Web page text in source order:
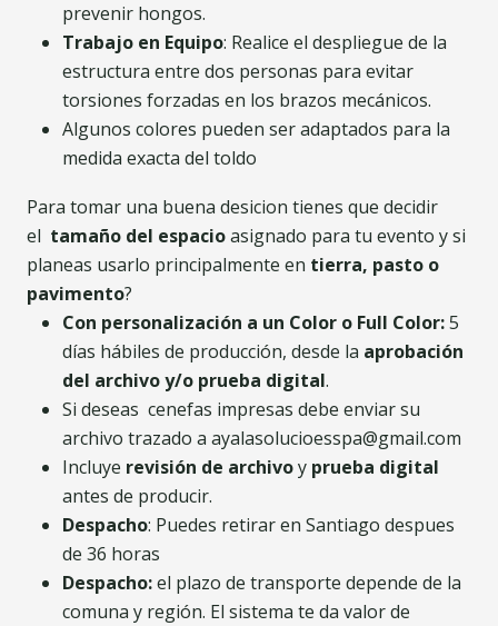
prevenir hongos.
Trabajo en Equipo: Realice el despliegue de la
estructura entre dos personas para evitar
torsiones forzadas en los brazos mecánicos.
Algunos colores pueden ser adaptados para la
medida exacta del toldo
Para tomar una buena desicion tienes que decidir
el tamaño del espacioasignado para tu evento y si
planeas usarlo principalmente en tierra, pasto o
pavimento?
Con personalización a un Color o Full Color:5
días hábiles de producción, desde la aprobación
del archivo y/o prueba digital.
Si deseas cenefas impresas debe enviar su
archivo trazado a ayalasolucioesspa@gmail.com
Incluye revisión de archivoy prueba digital
antes de producir.
Despacho: Puedes retirar en Santiago despues
de 36 horas
Despacho:el plazo de transporte depende de la
comuna y región. El sistema te da valor de